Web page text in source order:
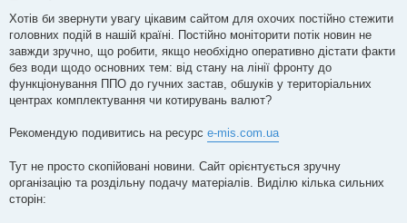
s
Хотів би звернути увагу цікавим сайтом для охочих постійно стежити
головних подій в нашій країні. Постійно моніторити потік новин не
завжди зручно, що робити, якщо необхідно оперативно дістати факти
без води щодо основних тем: від стану на лінії фронту до
функціонування ППО до гучних застав, обшуків у територіальних
центрах комплектування чи котирувань валют?
Рекомендую подивитись на ресурс e-mis.com.ua
Тут не просто скопійовані новини. Сайт орієнтується зручну
організацію та роздільну подачу матеріалів. Виділю кілька сильних
сторін: